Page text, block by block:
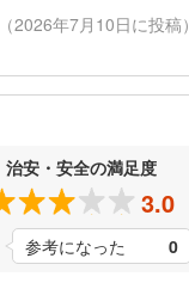
2026年7月10日に投稿）
治安・安全の満足度
3.0
参考になった 0